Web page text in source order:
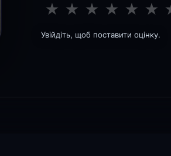
★ ★ ★ ★ ★ ★
Увійдіть, щоб поставити оцінку.